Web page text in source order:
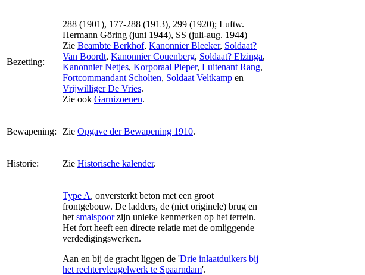
Bezetting:
288 (1901), 177-288 (1913), 299 (1920); Luftw.
Hermann Göring (juni 1944), SS (juli-aug. 1944)
Zie Beambte Berkhof, Kanonnier Bleeker, Soldaat?
Van Boordt, Kanonnier Couenberg, Soldaat? Elzinga,
Kanonnier Netjes, Korporaal Pieper, Luitenant Rang,
Fortcommandant Scholten, Soldaat Veltkamp en
Vrijwilliger De Vries.
Zie ook Garnizoenen.
Bewapening: Zie Opgave der Bewapening 1910.
Historie: Zie Historische kalender.
Type A, onversterkt beton met een groot
frontgebouw. De ladders, de (niet originele) brug en
het smalspoorzijn unieke kenmerken op het terrein.
Het fort heeft een directe relatie met de omliggende
verdedigingswerken.
Aan en bij de gracht liggen de 'Drie inlaatduikers bij
het rechtervleugelwerk te Spaarndam'.